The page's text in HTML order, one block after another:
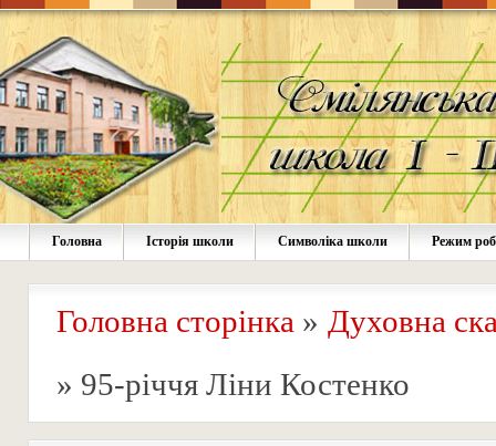
Головна Історія школи Символіка школи Режим
Головна сторінка » Духовна
» 95-річчя Ліни Костенко